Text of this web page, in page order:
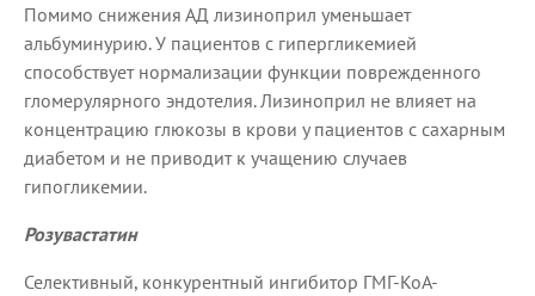
Помимо снижения АД лизиноприл уменьшает
альбуминурию. У пациентов с гипергликемией
способствует нормализации функции поврежденного
гломерулярного эндотелия. Лизиноприл не влияет на
концентрацию глюкозы в крови у пациентов с сахарным
диабетом и не приводит к учащению случаев
гипогликемии.
Розувастатин
Селективный, конкурентный ингибитор ГМГ-КоА-